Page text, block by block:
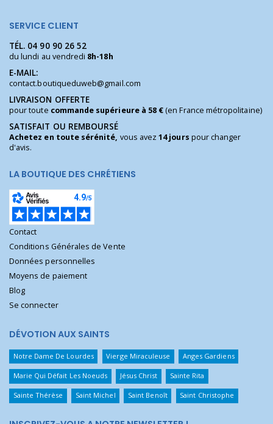
SERVICE CLIENT
TÉL. 04 90 90 26 52
du lundi au vendredi 8h-18h
E-MAIL:
contact.boutiqueduweb@gmail.com
LIVRAISON OFFERTE
pour toute commande supérieure à 58 €(en France métropolitaine)
SATISFAIT OU REMBOURSÉ
Achetez en toute sérénité, vous avez14 jours pour changer
d'avis.
LA BOUTIQUE DES CHRÉTIENS
Contact
Conditions Générales de Vente
Données personnelles
Moyens de paiement
Blog
Se connecter
DÉVOTION AUX SAINTS
Notre Dame De Lourdes Vierge Miraculeuse Anges Gardiens
Marie Qui Défait Les Noeuds Jésus Christ Sainte Rita
Sainte Thérèse Saint Michel Saint Benoît Saint Christophe